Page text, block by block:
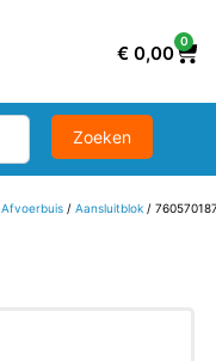
€ 0,00
0
Afvoerbuis/ Aansluitblok/